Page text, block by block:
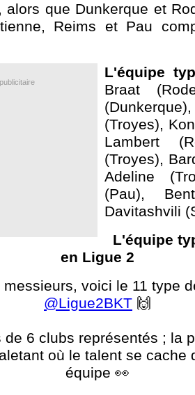
alors que Dunkerque et
Reims et Pau
L'équipe
Braat
(Troyes),
Lambert
(Troyes),
Adeline
(Pau),
Davitashvili
L'équipe
en Ligue 2
voici le 11 type
@Ligue2BKT 🙌
de 6 clubs représentés ; la
où le talent se cache
équipe 👀